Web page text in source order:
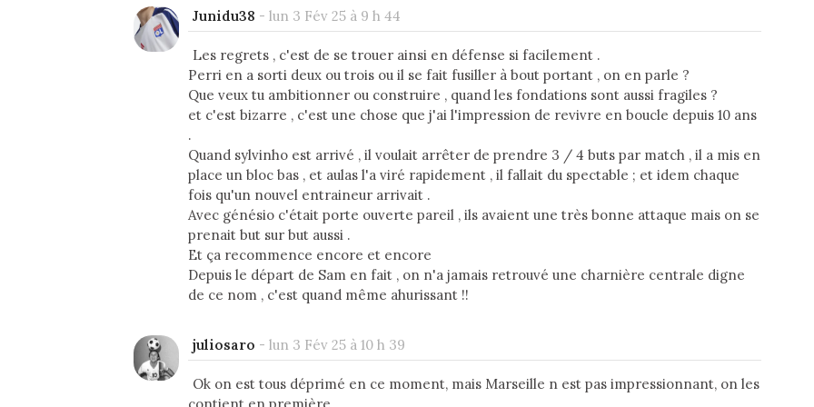
Junidu38 - lun 3 Fév 25 à 9 h 44
Les regrets , c'est de se trouer ainsi en défense si facilement .
Perri en a sorti deux ou trois ou il se fait fusiller à bout portant , on en parle ?
Que veux tu ambitionner ou construire , quand les fondations sont aussi fragiles ?
et c'est bizarre , c'est une chose que j'ai l'impression de revivre en boucle depuis 10 ans
.
Quand sylvinho est arrivé , il voulait arrêter de prendre 3 / 4 buts par match , il a mis en
place un bloc bas , et aulas l'a viré rapidement , il fallait du spectable ; et idem chaque
fois qu'un nouvel entraineur arrivait .
Avec génésio c'était porte ouverte pareil , ils avaient une très bonne attaque mais on se
prenait but sur but aussi .
Et ça recommence encore et encore
Depuis le départ de Sam en fait , on n'a jamais retrouvé une charnière centrale digne
de ce nom , c'est quand même ahurissant !!
juliosaro - lun 3 Fév 25 à 10 h 39
Ok on est tous déprimé en ce moment, mais Marseille n est pas impressionnant, on les